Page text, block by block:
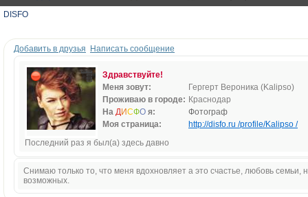
DISFO
Добавить в друзья Написать сообщение
Здравствуйте!
Меня зовут:
Гергерт Вероника (Kalipso)
Проживаю в городе: Краснодар
На ДИСФО я:
Фотограф
Моя страница:
http://disfo.ru /profile/Kalipso /
Последний раз я был(а) здесь давно
Снимаю только то, что меня вдохновляет а это счастье, любовь
возможных.